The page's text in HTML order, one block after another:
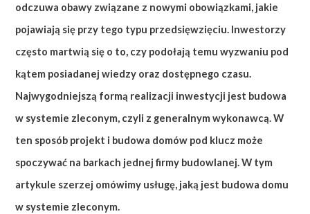
odczuwa obawy związane z nowymi obowiązkami, jakie
pojawiają się przy tego typu przedsięwzięciu. Inwestorzy
często martwią się o to, czy podołają temu wyzwaniu pod
kątem posiadanej wiedzy oraz dostępnego czasu.
Najwygodniejszą formą realizacji inwestycji jest budowa
w systemie zleconym, czyli z generalnym wykonawcą. W
ten sposób projekt i budowa domów pod klucz może
spoczywać na barkach jednej firmy budowlanej. W tym
artykule szerzej omówimy usługę, jaką jest budowa domu
w systemie zleconym.